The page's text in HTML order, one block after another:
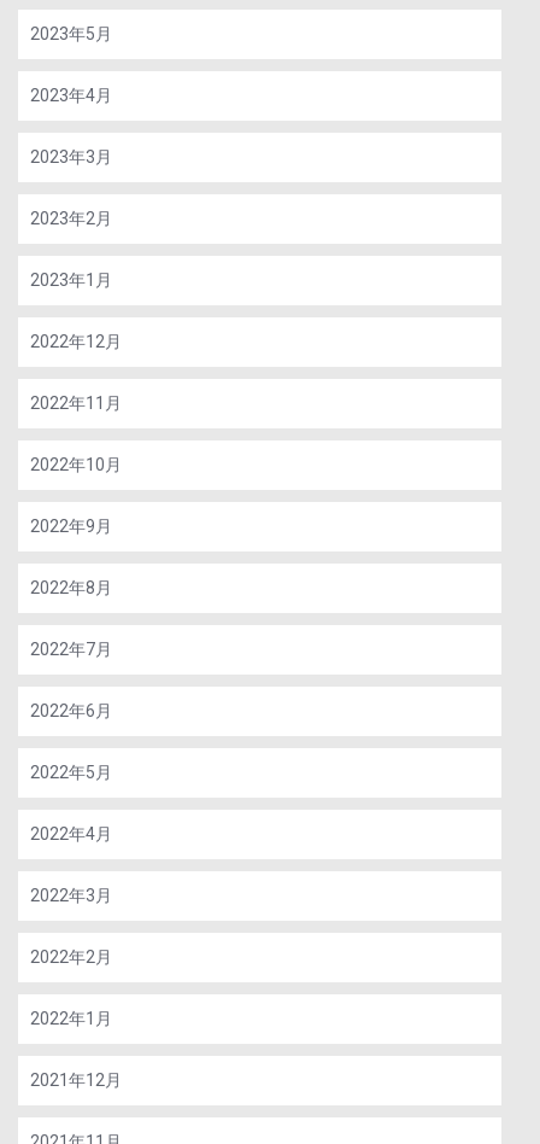
2023年5月
2023年4月
2023年3月
2023年2月
2023年1月
2022年12月
2022年11月
2022年10月
2022年9月
2022年8月
2022年7月
2022年6月
2022年5月
2022年4月
2022年3月
2022年2月
2022年1月
2021年12月